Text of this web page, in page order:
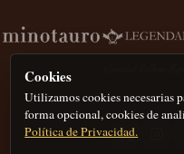
Cookies
Utilizamos cookies necesarias
forma opcional, cookies de
Política de Privacidad.